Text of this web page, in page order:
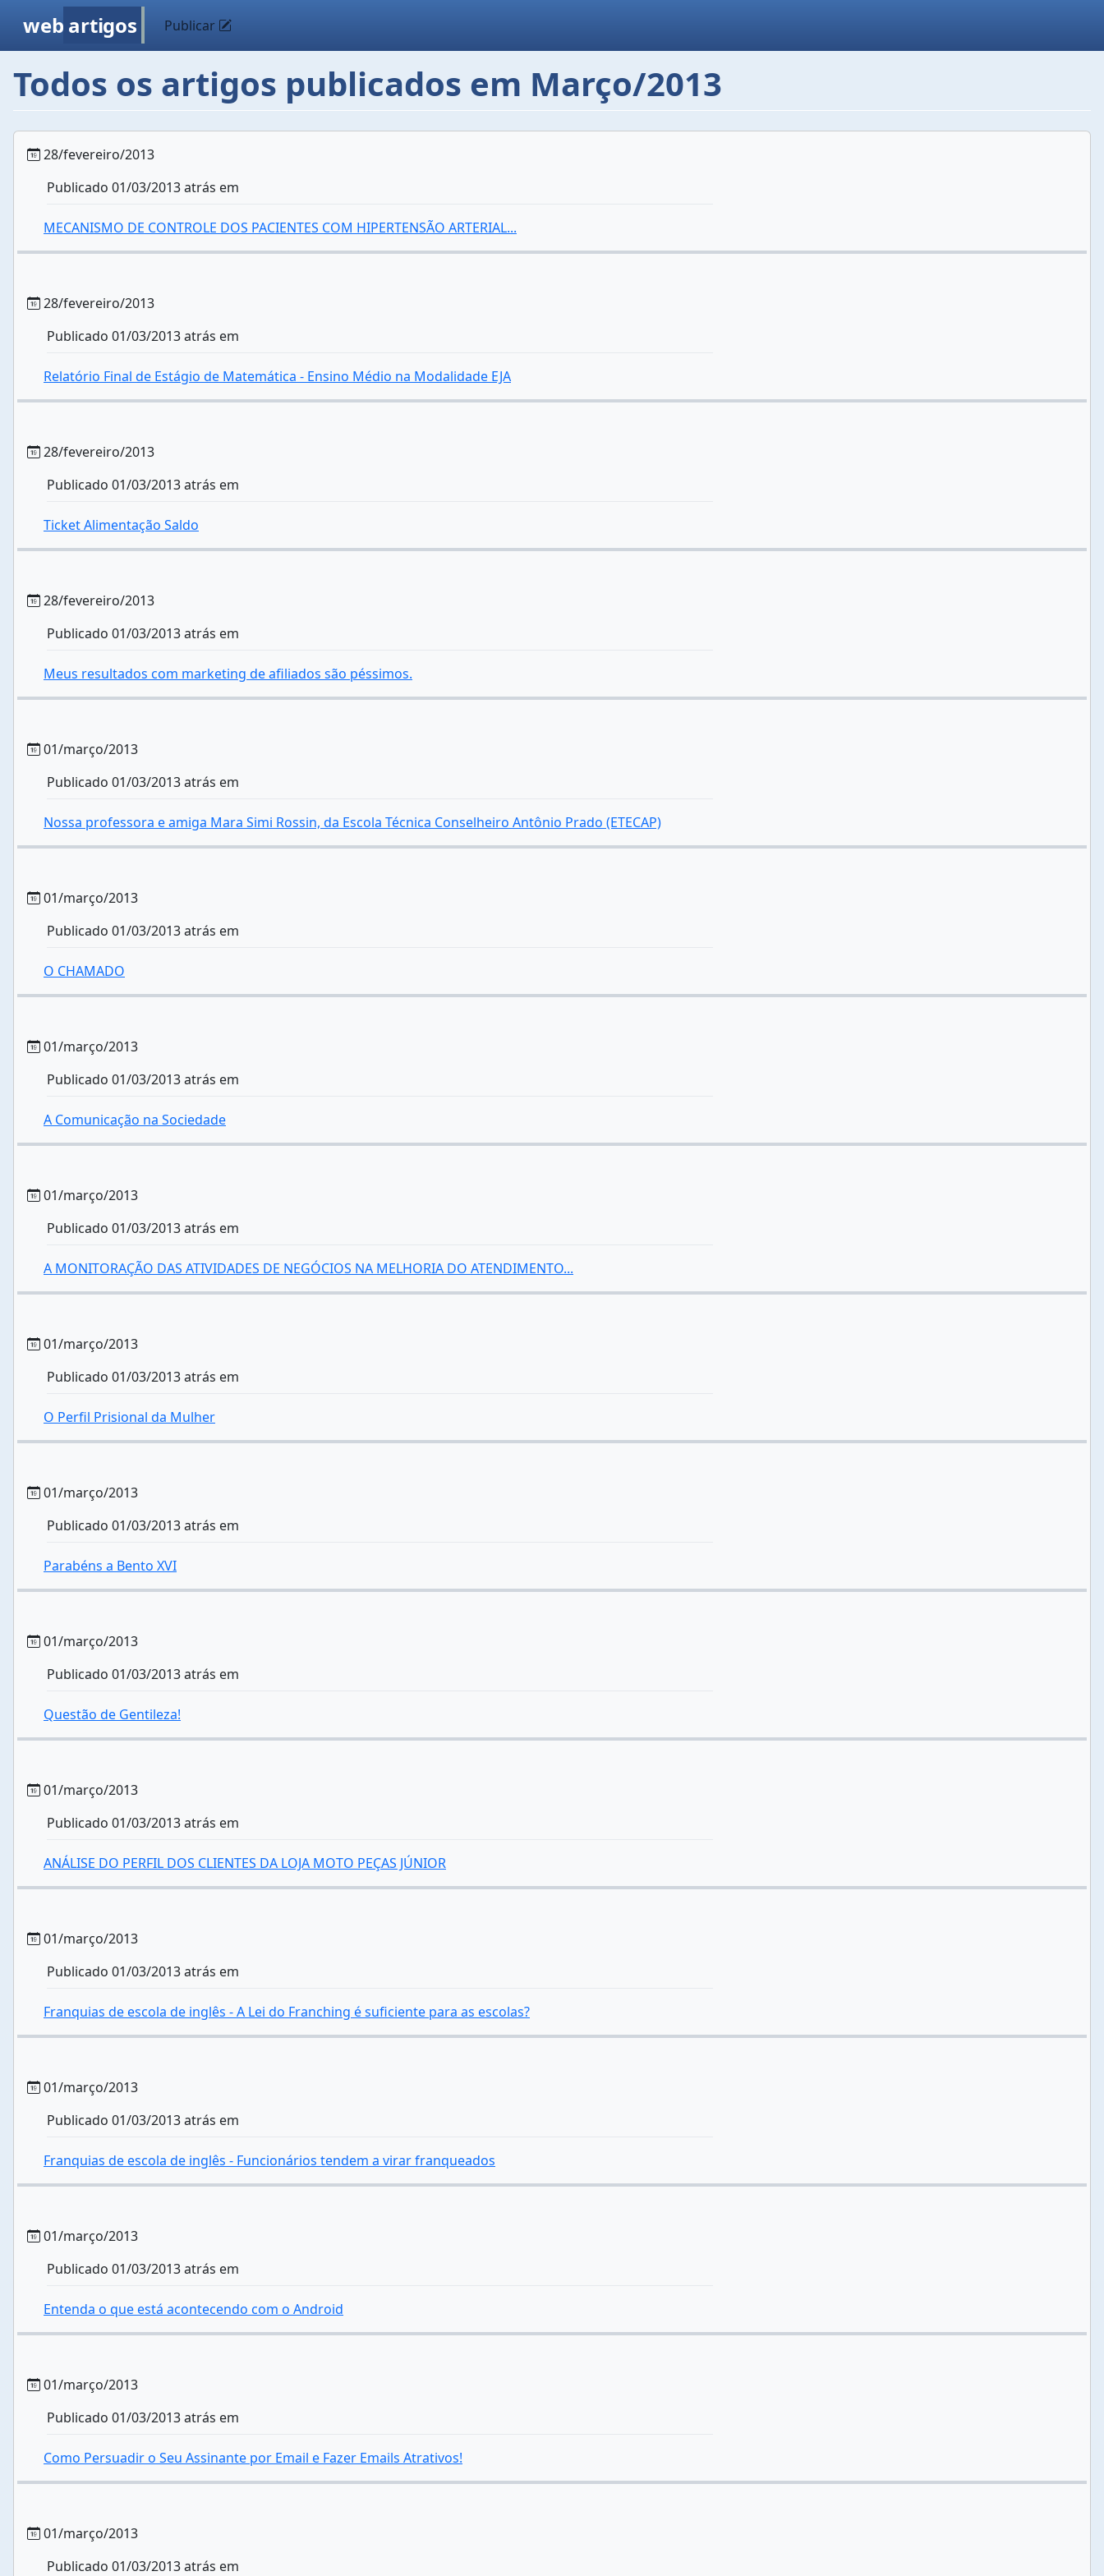
web artigos Publicar
Todos os artigos publicados em Março/2013
28/fevereiro/2013
Publicado 01/03/2013 atrás em
MECANISMO DE CONTROLE DOS PACIENTES COM HIPERTENSÃO ARTERIAL...
28/fevereiro/2013
Publicado 01/03/2013 atrás em
Relatório Final de Estágio de Matemática - Ensino Médio na Modalidade EJA
28/fevereiro/2013
Publicado 01/03/2013 atrás em
Ticket Alimentação Saldo
28/fevereiro/2013
Publicado 01/03/2013 atrás em
Meus resultados com marketing de afiliados são péssimos.
01/março/2013
Publicado 01/03/2013 atrás em
Nossa professora e amiga Mara Simi Rossin, da Escola Técnica Conselheiro Antônio Prado (ETECAP)
01/março/2013
Publicado 01/03/2013 atrás em
O CHAMADO
01/março/2013
Publicado 01/03/2013 atrás em
A Comunicação na Sociedade
01/março/2013
Publicado 01/03/2013 atrás em
A MONITORAÇÃO DAS ATIVIDADES DE NEGÓCIOS NA MELHORIA DO ATENDIMENTO...
01/março/2013
Publicado 01/03/2013 atrás em
O Perfil Prisional da Mulher
01/março/2013
Publicado 01/03/2013 atrás em
Parabéns a Bento XVI
01/março/2013
Publicado 01/03/2013 atrás em
Questão de Gentileza!
01/março/2013
Publicado 01/03/2013 atrás em
ANÁLISE DO PERFIL DOS CLIENTES DA LOJA MOTO PEÇAS JÚNIOR
01/março/2013
Publicado 01/03/2013 atrás em
Franquias de escola de inglês - A Lei do Franching é suficiente para as escolas?
01/março/2013
Publicado 01/03/2013 atrás em
Franquias de escola de inglês - Funcionários tendem a virar franqueados
01/março/2013
Publicado 01/03/2013 atrás em
Entenda o que está acontecendo com o Android
01/março/2013
Publicado 01/03/2013 atrás em
Como Persuadir o Seu Assinante por Email e Fazer Emails Atrativos!
01/março/2013
Publicado 01/03/2013 atrás em